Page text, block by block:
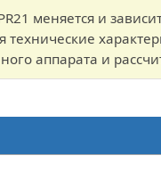
меняется и
технические
аппарата и